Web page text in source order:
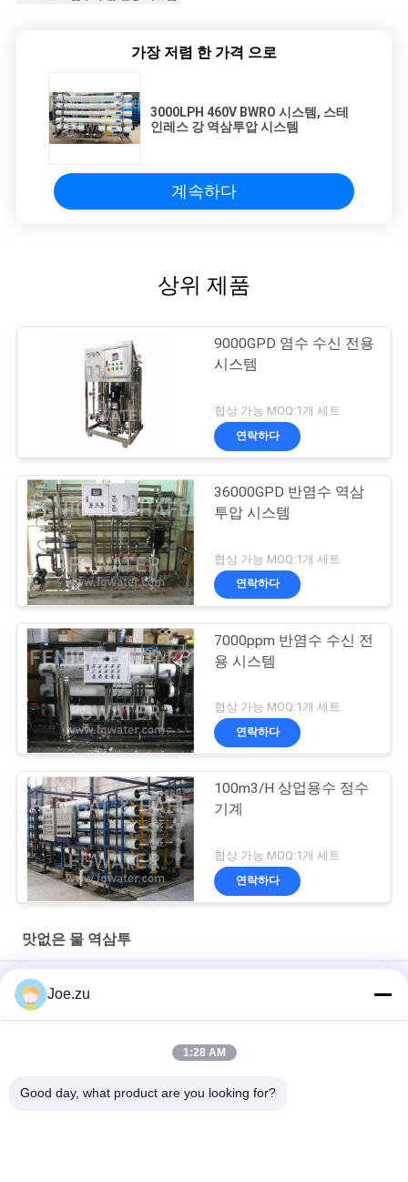
가장 저렴 한 가격 으로
3000LPH 460V BWRO 시스템, 스테
인레스 강 역삼투압 시스템
계속하다
상위 제품
9000GPD 염수 수신 전용
시스템
협상 가능 MOQ:1개 세트
연락하다
36000GPD 반염수 역삼
투압 시스템
협상 가능 MOQ:1개 세트
연락하다
7000ppm 반염수 수신 전
용 시스템
협상 가능 MOQ:1개 세트
연락하다
100m3/H 상업용수 정수
기계
협상 가능 MOQ:1개 세트
연락하다
맛없은 물 역삼투
1TPH 2xSS304 탱크 상용 RO 순수 처리용 역오스모시스 물 플랜
트
Joe.zu
1:28 AM
Good day, what product are you looking for?